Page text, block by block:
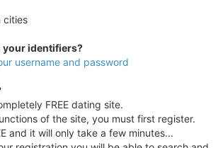
cities
your identifiers?
username and password
FREE dating site.
of the site, you must first register.
and it will only take a few minutes...